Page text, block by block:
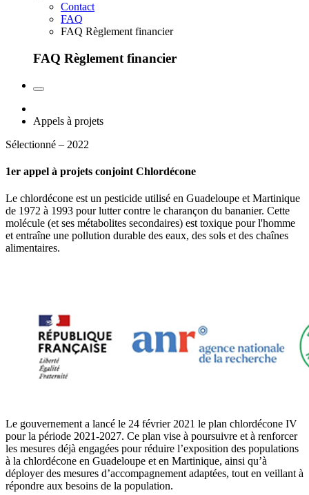
Contact
FAQ
FAQ Règlement financier
FAQ Règlement financier
Appels à projets
Sélectionné – 2022
1er appel à projets conjoint Chlordécone
Le chlordécone est un pesticide utilisé en Guadeloupe et Martinique
de 1972 à 1993 pour lutter contre le charançon du bananier. Cette
molécule (et ses métabolites secondaires) est toxique pour l'homme
et entraîne une pollution durable des eaux, des sols et des chaînes
alimentaires.
Le gouvernement a lancé le 24 février 2021 le plan chlordécone IV
pour la période 2021-2027. Ce plan vise à poursuivre et à renforcer
les mesures déjà engagées pour réduire l’exposition des populations
à la chlordécone en Guadeloupe et en Martinique, ainsi qu’à
déployer des mesures d’accompagnement adaptées, tout en veillant à
répondre aux besoins de la population.